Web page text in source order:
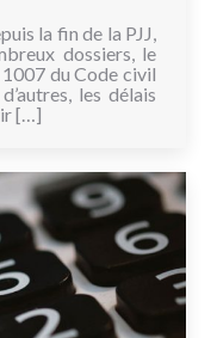
la fin de la PJJ,
dossiers, le
1007 du Code civil
les délais
[…]